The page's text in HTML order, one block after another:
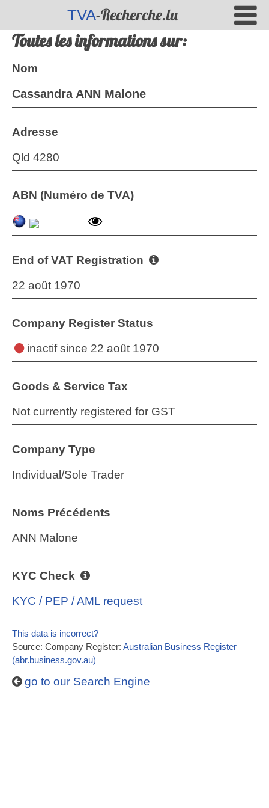
TVA-Recherche.lu
Toutes les informations sur:
Nom
Cassandra ANN Malone
Adresse
Qld 4280
ABN (Numéro de TVA)
End of VAT Registration
22 août 1970
Company Register Status
inactifsince 22 août 1970
Goods & Service Tax
Not currently registered for GST
Company Type
Individual/Sole Trader
Noms Précédents
ANN Malone
KYC Check
KYC / PEP / AML request
This data is incorrect?
Source: Company Register: Australian Business Register
(abr.business.gov.au)
go to our Search Engine